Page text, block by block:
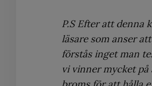
P.S Efter att denna
läsare som anser
förstås inget man
vi vinner mycket